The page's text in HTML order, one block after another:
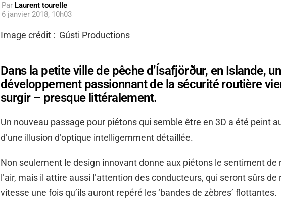
Par Laurent tourelle
6 janvier 2018, 10h03
Image crédit : Gústi Productions
Dans la petite ville de pêche d’Ísafjörður, en Islande, un
développement passionnant de la sécurité routière
surgir – presque littéralement.
Un nouveau passage pour piétons qui semble être en 3D a été peint
d’une illusion d’optique intelligemment détaillée.
Non seulement le design innovant donne aux piétons le sentiment de
l’air, mais il attire aussi l’attention des conducteurs, qui seront sûrs de
vitesse une fois qu’ils auront repéré les ‘bandes de zèbres’ flottantes.